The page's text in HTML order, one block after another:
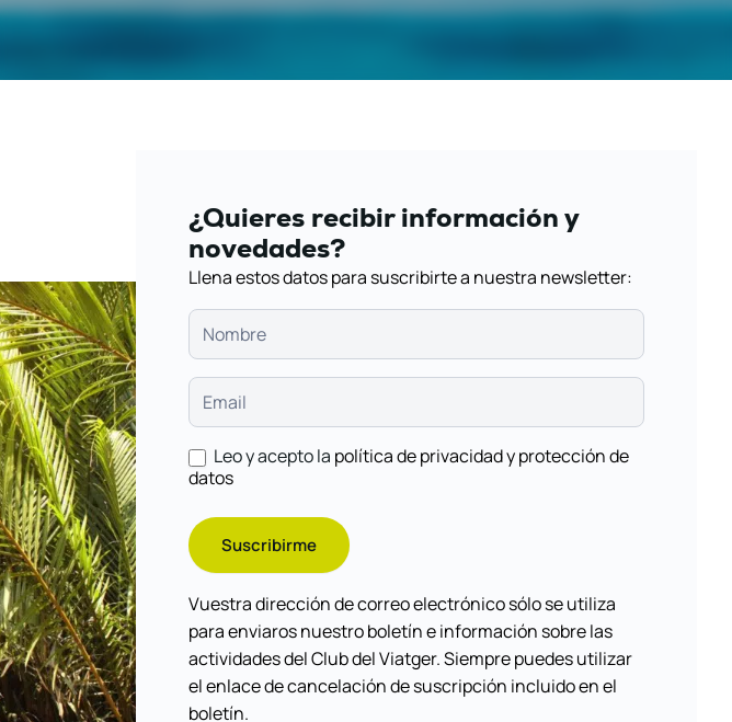
¿Quieres recibir información y
novedades?
Llena estos datos para suscribirte a nuestra newsletter:
Leo y acepto la política de privacidad y protección de
datos
Suscribirme
Vuestra dirección de correo electrónico sólo se utiliza
para enviaros nuestro boletín e información sobre las
actividades del Club del Viatger. Siempre puedes utilizar
el enlace de cancelación de suscripción incluido en el
boletín.